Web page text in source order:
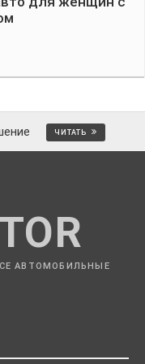
АВТОМОБИЛЬНЫЕ